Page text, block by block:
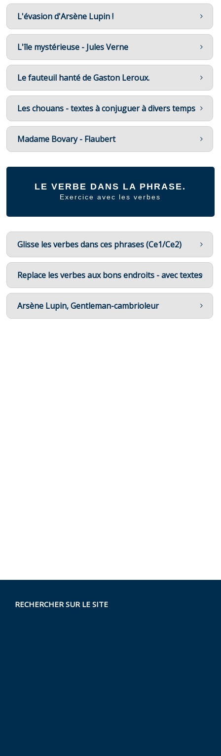
L'évasion d'Arsène Lupin !
L'île mystérieuse - Jules Verne
Le fauteuil hanté de Gaston Leroux.
Les chouans - textes à conjuguer à divers temps
Madame Bovary - Flaubert
LE VERBE DANS LA PHRASE.
Exercice avec les verbes
Glisse les verbes dans ces phrases (Ce1/Ce2)
Replace les verbes aux bons endroits - avec textes
Arsène Lupin, Gentleman-cambrioleur
RECHERCHER SUR LE SITE